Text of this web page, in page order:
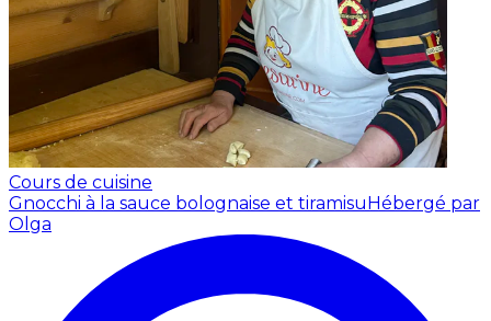
Cours de cuisine
Gnocchi à la sauce bolognaise et tiramisuHébergé par
Olga